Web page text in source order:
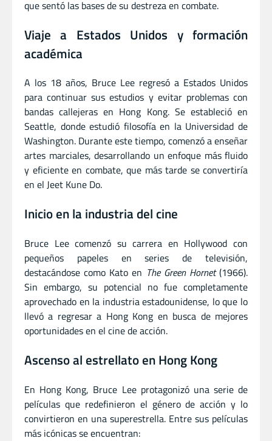
que sentó las bases de su destreza en combate.
Viaje a Estados Unidos y formación
académica
A los 18 años, Bruce Lee regresó a Estados Unidos
para continuar sus estudios y evitar problemas con
bandas callejeras en Hong Kong. Se estableció en
Seattle, donde estudió filosofía en la Universidad de
Washington. Durante este tiempo, comenzó a enseñar
artes marciales, desarrollando un enfoque más fluido
y eficiente en combate, que más tarde se convertiría
en el Jeet Kune Do.
Inicio en la industria del cine
Bruce Lee comenzó su carrera en Hollywood con
pequeños papeles en series de televisión,
destacándose como Kato en The Green Hornet(1966).
Sin embargo, su potencial no fue completamente
aprovechado en la industria estadounidense, lo que lo
llevó a regresar a Hong Kong en busca de mejores
oportunidades en el cine de acción.
Ascenso al estrellato en Hong Kong
En Hong Kong, Bruce Lee protagonizó una serie de
películas que redefinieron el género de acción y lo
convirtieron en una superestrella. Entre sus películas
más icónicas se encuentran: